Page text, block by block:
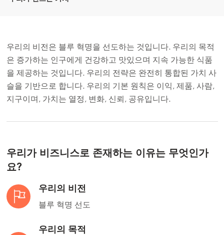
우리의 비전은 블루 혁명을 선도하는 것입니다. 우리의 목적
은 증가하는 인구에게 건강하고 맛있으며 지속 가능한 식품
을 제공하는 것입니다. 우리의 전략은 완전히 통합된 가치 사
슬을 기반으로 합니다. 우리의 기본 원칙은 이익, 제품, 사람,
지구이며, 가치는 열정, 변화, 신뢰, 공유입니다.
우리가 비즈니스로 존재하는 이유는 무엇인가
요?
우리의 비전
블루 혁명 선도
우리의 목적